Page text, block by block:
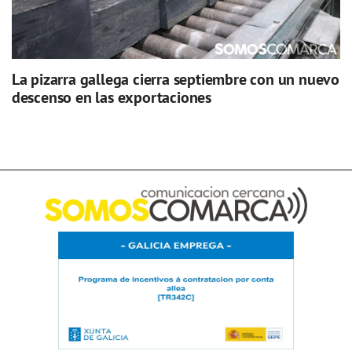
La pizarra gallega cierra septiembre con un nuevo
descenso en las exportaciones